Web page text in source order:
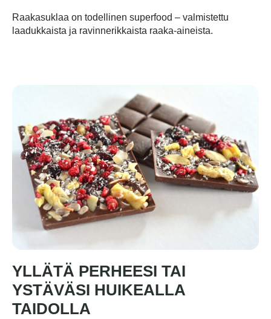
Raakasuklaa on todellinen superfood – valmistettu
laadukkaista ja ravinnerikkaista raaka-aineista.
YLLÄTÄ PERHEESI TAI
YSTÄVÄSI HUIKEALLA
TAIDOLLA